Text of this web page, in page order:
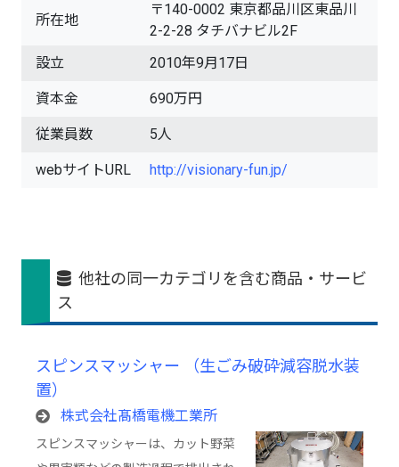
所在地
〒140-0002 東京都品川区東品川
2-2-28 タチバナビル2F
設立
2010年9月17日
資本金 690万円
従業員数 5人
webサイトURL http://visionary-fun.jp/
他社の同一カテゴリを含む商品・サービ
ス
スピンスマッシャー （生ごみ破砕減容脱水装
置）
株式会社髙橋電機工業所
スピンスマッシャーは、カット野菜